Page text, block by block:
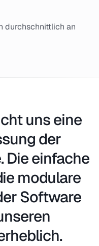
durchschnittlich an
uns eine
der
Die einfache
modulare
Software